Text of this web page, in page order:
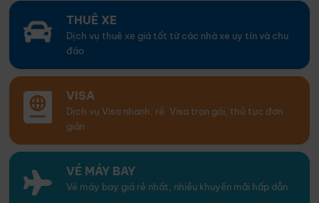
THUÊ XE
Dịch vụ thuê xe giá tốt từ các nhà xe uy tín và chu
đáo
VISA
Dịch vụ Visa nhanh, rẻ. Visa trọn gói, thủ tục đơn
giản
VÉ MÁY BAY
Vé máy bay giá rẻ nhất, nhiều khuyến mãi hấp dẫn